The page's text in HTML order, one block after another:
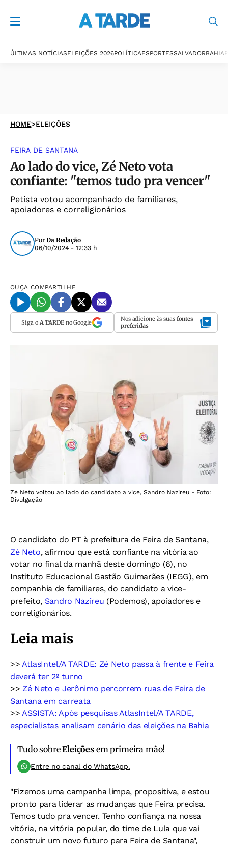
ÚLTIMAS NOTÍCIASELEIÇÕES 2026POLÍTICAESPORTESSALVADORBAHIA
HOME>ELEIÇÕES
FEIRA DE SANTANA
Ao lado do vice, Zé Neto vota
confiante: "temos tudo pra vencer"
Petista votou acompanhado de familiares,
apoiadores e correligionários
Por Da Redação
06/10/2024 - 12:33 h
OUÇA COMPARTILHE
Siga o A TARDEno Google Nos adicione às suas fontes
preferidas
Zé Neto voltou ao lado do candidato a vice, Sandro Nazireu - Foto:
Divulgação
O candidato do PT à prefeitura de Feira de Santana,
Zé Neto, afirmou que está confiante na vitória ao
votar no final da manhã deste domingo (6), no
Instituto Educacional Gastão Guimarães (IEGG), em
companhia de familiares, do candidato a vice-
prefeito, Sandro Nazireu (Podemos), apoiadores e
correligionários.
Leia mais
>>AtlasIntel/A TARDE: Zé Neto passa à frente e Feira
deverá ter 2º turno
>>Zé Neto e Jerônimo percorrem ruas de Feira de
Santana em carreata
>>ASSISTA: Após pesquisas AtlasIntel/A TARDE,
especialistas analisam cenário das eleições na Bahia
Tudo sobreEleiçõesem primeira mão!
Entre no canal do WhatsApp.
"Fizemos uma campanha limpa, propositiva, e estou
pronto para liderar as mudanças que Feira precisa.
Temos tudo pra vencer. Tenho confiança na nossa
vitória, na vitória popular, do time de Lula que vai
construir um novo futuro para Feira de Santana",